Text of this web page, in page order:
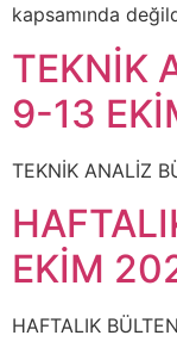
kapsamında
TEKNİK
9-13
TEKNİK ANALİZ
EKİM
HAFTALIK